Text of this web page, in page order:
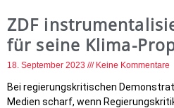
ZDF
für seine Klima-
18. September 2023 Keine Kommentare
Bei regierungskritischen
Medien scharf, wenn